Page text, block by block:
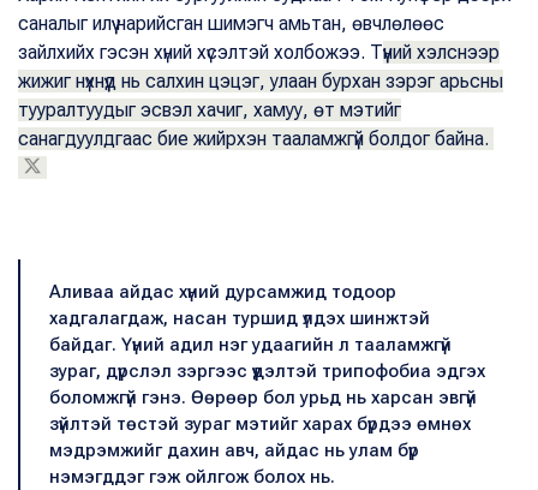
саналыг илүү нарийсган шимэгч амьтан, өвчлөлөөс
зайлхийх гэсэн хүний хүсэлтэй холбожээ. Түүний хэлснээр
жижиг нүхнүүд нь салхин цэцэг, улаан бурхан зэрэг арьсны
тууралтуудыг эсвэл хачиг, хамуу, өт мэтийг
санагдуулдгаас бие жийрхэн тааламжгүй болдог байна.
Аливаа айдас хүний дурсамжид тодоор
хадгалагдаж, насан туршид үлдэх шинжтэй
байдаг. Үүний адил нэг удаагийн л тааламжгүй
зураг, дүрслэл зэргээс үүдэлтэй трипофобиа эдгэх
боломжгүй гэнэ. Өөрөөр бол урьд нь харсан эвгүй
зүйлтэй төстэй зураг мэтийг харах бүрдээ өмнөх
мэдрэмжийг дахин авч, айдас нь улам бүр
нэмэгддэг гэж ойлгож болох нь.